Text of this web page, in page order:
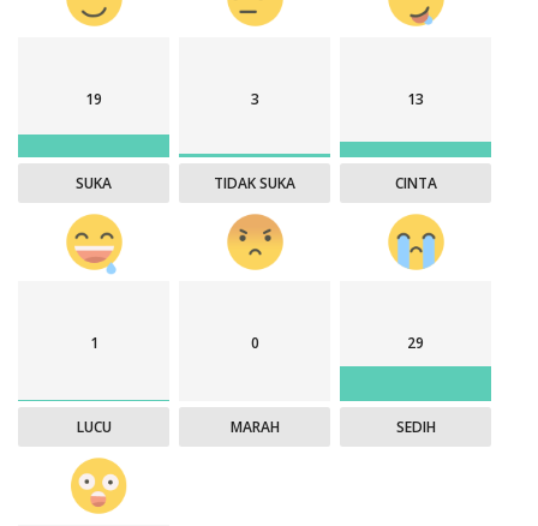
19
SUKA
3
TIDAK SUKA
13
CINTA
1
LUCU
0
MARAH
29
SEDIH